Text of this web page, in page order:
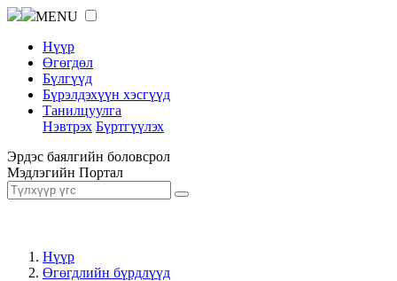
MENU
Нүүр
Өгөгдөл
Бүлгүүд
Бүрэлдэхүүн хэсгүүд
Танилцуулга
Нэвтрэх Бүртгүүлэх
Эрдэс баялгийн боловсрол
Мэдлэгийн Портал
Нүүр
Өгөгдлийн бүрдлүүд